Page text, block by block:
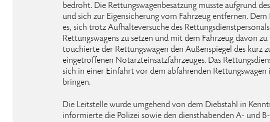
bedroht. Die Rettungswagenbesatzung musste aufgrund
und sich zur Eigensicherung vom Fahrzeug entfernen. Dem
es, sich trotz Aufhalteversuche des
Rettungswagens zu setzen und mit dem Fahrzeug davon zu
touchierte der Rettungswagen den Außenspiegel des kurz
eingetroffenen Notarzteinsatzfahrzeuges. Das
sich in einer Einfahrt vor dem abfahrenden Rettungswagen
bringen.
Die Leitstelle wurde umgehend von dem Diebstahl in
informierte die Polizei sowie den diensthabenden A- und